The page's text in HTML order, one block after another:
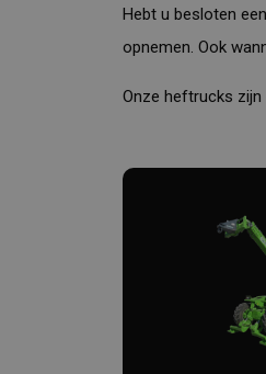
Hebt u besloten
opnemen. Ook
Onze heftrucks zijn